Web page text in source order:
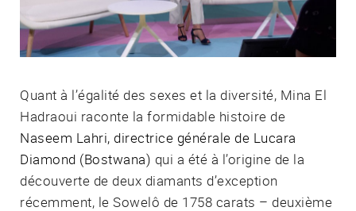
Quant à l’égalité des sexes et la diversité, Mina El
Hadraoui raconte la formidable histoire de
Naseem Lahri, directrice générale de Lucara
Diamond (Bostwana) qui a été à l’origine de la
découverte de deux diamants d’exception
récemment, le Sowelô de 1758 carats – deuxième